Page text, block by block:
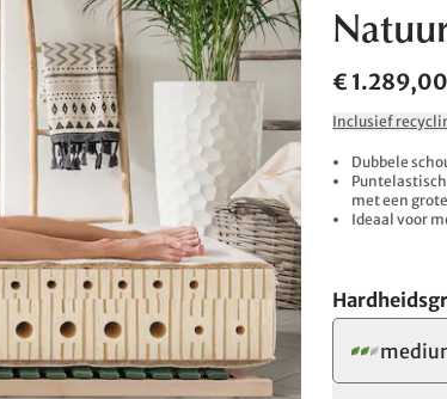
€ 1.289,00
Inclusief
Dubbele
met een
Ideaal voor